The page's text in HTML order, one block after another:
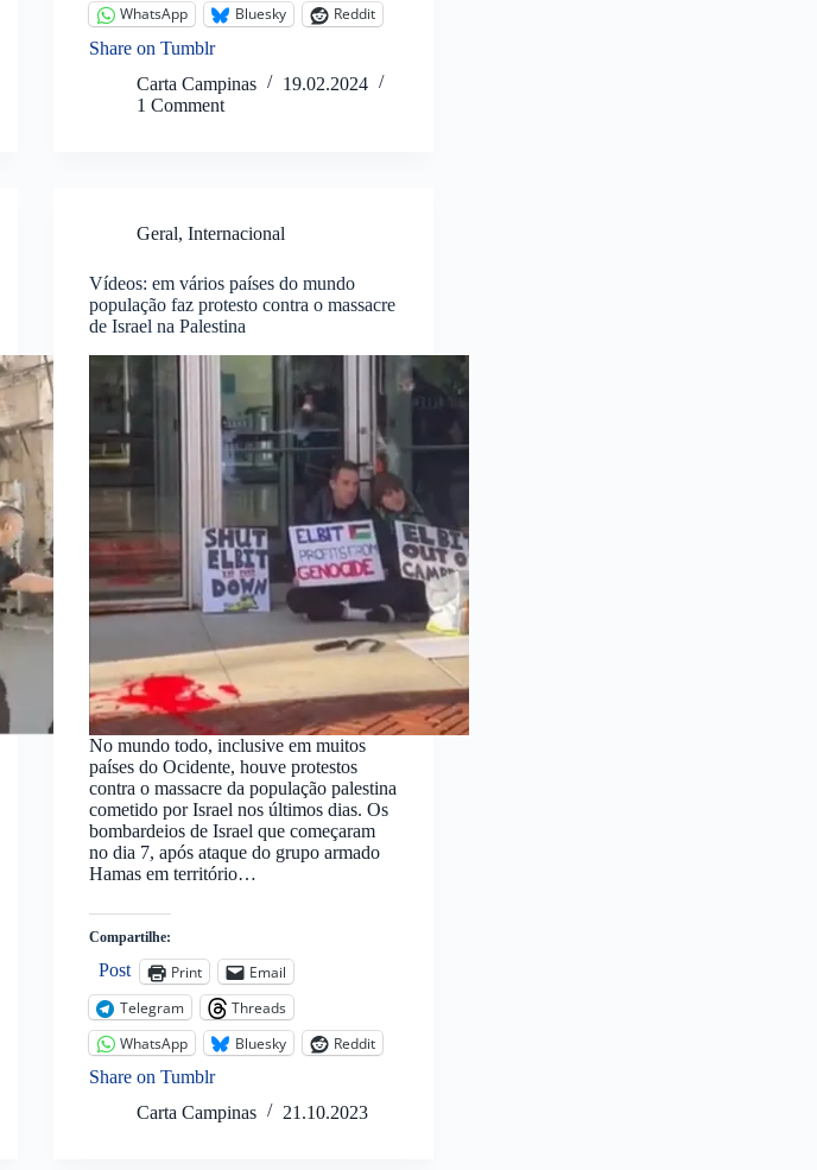
WhatsApp
Bluesky
Reddit
Share on Tumblr
Carta Campinas
19.02.2024
1 Comment
Geral, Internacional
Vídeos: em vários países do mundo
população faz protesto contra o massacre
de Israel na Palestina
No mundo todo, inclusive em muitos
países do Ocidente, houve protestos
contra o massacre da população palestina
cometido por Israel nos últimos dias. Os
bombardeios de Israel que começaram
no dia 7, após ataque do grupo armado
Hamas em território…
Compartilhe:
Post Print
Email
Telegram
Threads
WhatsApp
Bluesky
Reddit
Share on Tumblr
Carta Campinas
21.10.2023